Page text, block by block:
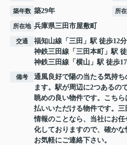
築年数 築29年 所
所在地 兵庫県三田市屋敷町
交通 福知山線 「 三田 」駅 徒歩12分
神鉄三田線 「 三田本町
」駅
神鉄三田線 「 横山 」駅 徒歩
備考
通風良好で陽の当たる気持
ます。駅が周辺に2つあるの
眺めの良い物件です。こち
払いいただける物件です。
情報のことなら、当社にお
化しておりますので、確かな
お気軽にご連絡下さい。